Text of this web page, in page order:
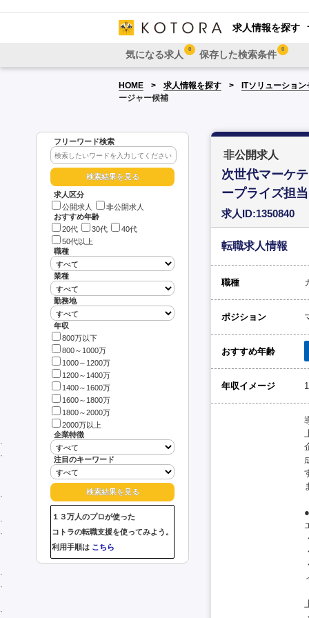
求人情報を探す
気になる求人 0 保存した検索条件 0
HOME 求人情報を探す
ITソリューショ
ージャー候補
フリーワード検索
求人区分
公開求人
非公開求人
おすすめ年齢
20代
30代
40代
50代以上
職種
業種
勤務地
年収
800万以下
800～1000万
1000～1200万
1200～1400万
1400～1600万
1600～1800万
1800～2000万
2000万以上
企業特徴
注目のキーワード
１３万人のプロが使った
コトラの転職支援を使ってみよう。
利用手順は こちら
非公開求人
次世代マーケ
ープライズ担
求人ID:1350840
転職求人情報
職種
ポジション
おすすめ年齢
年収イメージ